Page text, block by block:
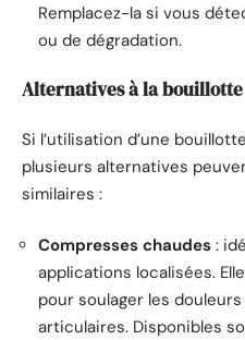
Remplacez-la si vous
ou de dégradation.
Alternatives à la bouillotte
Si l’utilisation d’une
plusieurs alternatives
similaires :
Compresses chaudes :
applications localisées.
pour soulager les
articulaires. Disponibles